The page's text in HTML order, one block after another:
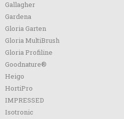
Gallagher
Gardena
Gloria Garten
Gloria MultiBrush
Gloria Profiline
Goodnature®
Heigo
HortiPro
IMPRESSED
Isotronic